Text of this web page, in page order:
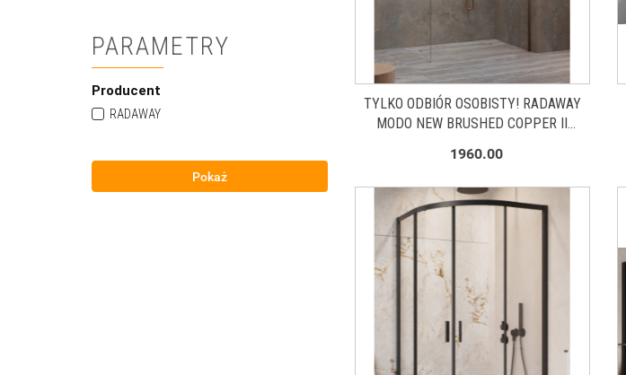
PARAMETRY
Producent
RADAWAY
Pokaż
TYLKO ODBIÓR OSOBISTY! RADAWAY
MODO NEW BRUSHED COPPER II
CM MIEDŹ SZCZOT/SZK.PRZEZ
389104-93-01
1960.00